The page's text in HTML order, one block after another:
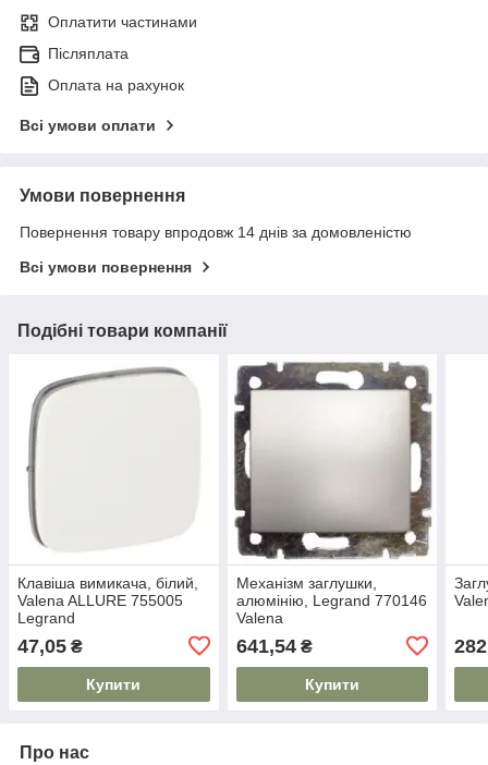
Оплатити частинами
Післяплата
Оплата на рахунок
Всі умови оплати
Умови повернення
Повернення товару впродовж 14 днів за домовленістю
Всі умови повернення
Подібні товари компанії
Клавіша вимикача, білий,
Valena ALLURE 755005
Legrand
47,05 ₴
Купити
Механізм заглушки,
алюмінію, Legrand 770146
Valena
641,54₴
Купити
Про нас